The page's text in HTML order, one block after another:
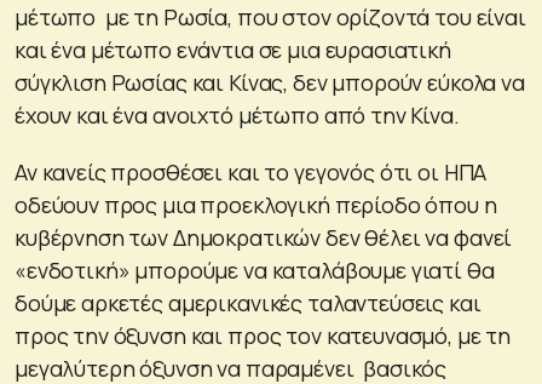
μέτωπο με τη Ρωσία, που στον ορίζοντά του είναι
και ένα μέτωπο ενάντια σε μια ευρασιατική
σύγκλιση Ρωσίας και Κίνας, δεν μπορούν εύκολα να
έχουν και ένα ανοιχτό μέτωπο από την Κίνα.
Αν κανείς προσθέσει και το γεγονός ότι οι ΗΠΑ
οδεύουν προς μια προεκλογική περίοδο όπου η
κυβέρνηση των Δημοκρατικών δεν θέλει να φανεί
«ενδοτική» μπορούμε να καταλάβουμε γιατί θα
δούμε αρκετές αμερικανικές ταλαντεύσεις και
προς την όξυνση και προς τον κατευνασμό, με τη
μεγαλύτερη όξυνση να παραμένει βασικός